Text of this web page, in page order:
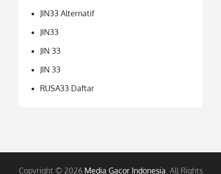
JIN33 Alternatif
JIN33
JIN 33
JIN 33
RUSA33 Daftar
Copyright © 2026 Media Gacor Indonesia. All Rights